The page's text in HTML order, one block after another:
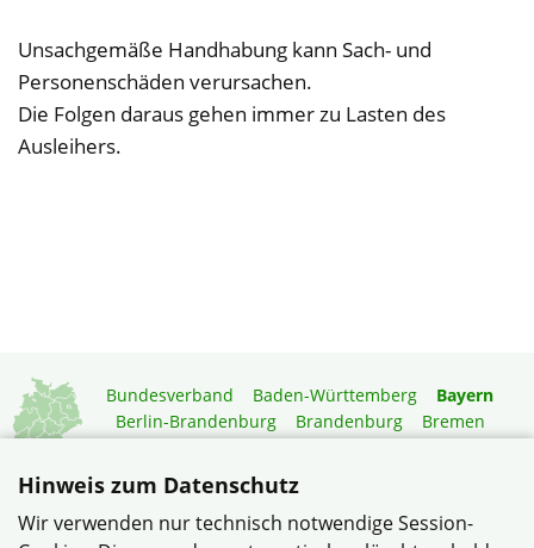
Unsachgemäße Handhabung kann Sach- und
Personenschäden verursachen.
Die Folgen daraus gehen immer zu Lasten des
Ausleihers.
Bundesverband Baden-Württemberg
Bayern
Berlin-Brandenburg
Brandenburg
Bremen
Niedersachsen
Rheinland-Pfalz
Saarland
Sachsen-Anhalt
Schleswig-Holstein Thüringen
Hinweis zum Datenschutz
Wir verwenden nur technisch notwendige Session-